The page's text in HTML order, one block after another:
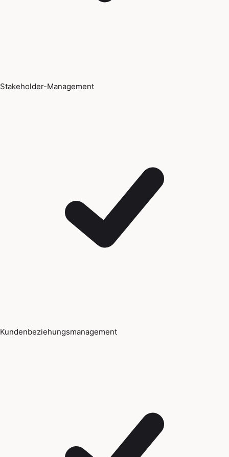
Stakeholder-Management
Kundenbeziehungsmanagement